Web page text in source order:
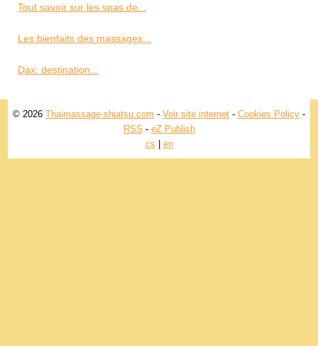
Tout savoir sur les spas de...
Les bienfaits des massages...
Dax: destination...
© 2026 Thaimassage-shiatsu.com - Voir site internet - Cookies Policy -
RSS - eZ Publish
cs
en